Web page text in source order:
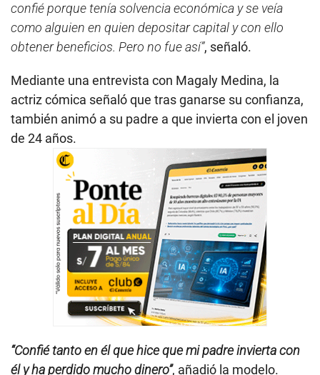
confié porque tenía solvencia económica y se veía
como alguien en quien depositar capital y con ello
obtener beneficios. Pero no fue así”, señaló.
Mediante una entrevista con Magaly Medina, la
actriz cómica señaló que tras ganarse su confianza,
también animó a su padre a que invierta con el joven
de 24 años.
“Confié tanto en él que hice que mi padre invierta con
él y ha perdido mucho dinero”, añadió la modelo.